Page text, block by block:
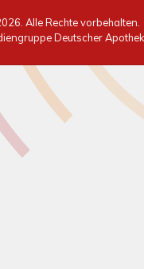
Alle Rechte vorbehalten.
Deutscher